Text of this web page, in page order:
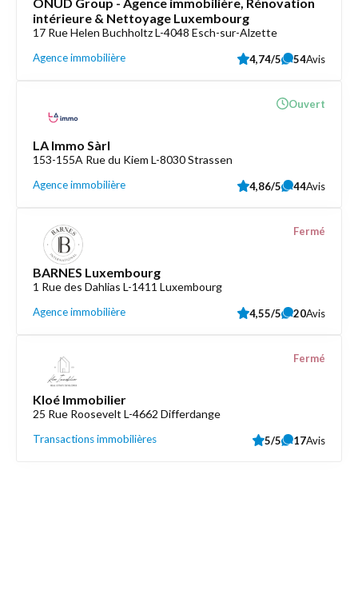
intérieure & Nettoyage Luxembourg
17 Rue Helen Buchholtz L-4048 Esch-sur-Alzette
Agence immobilière 4,74/5 54Avis
LA Immo Sàrl
153-155A Rue du Kiem L-8030 Strassen
Agence immobilière
Ouvert
4,86/5 44Avis
BARNES Luxembourg
1 Rue des Dahlias L-1411 Luxembourg
Agence immobilière
Fermé
4,55/5 20Avis
Kloé Immobilier
25 Rue Roosevelt L-4662 Differdange
Transactions immobilières
Fermé
5/5 17Avis